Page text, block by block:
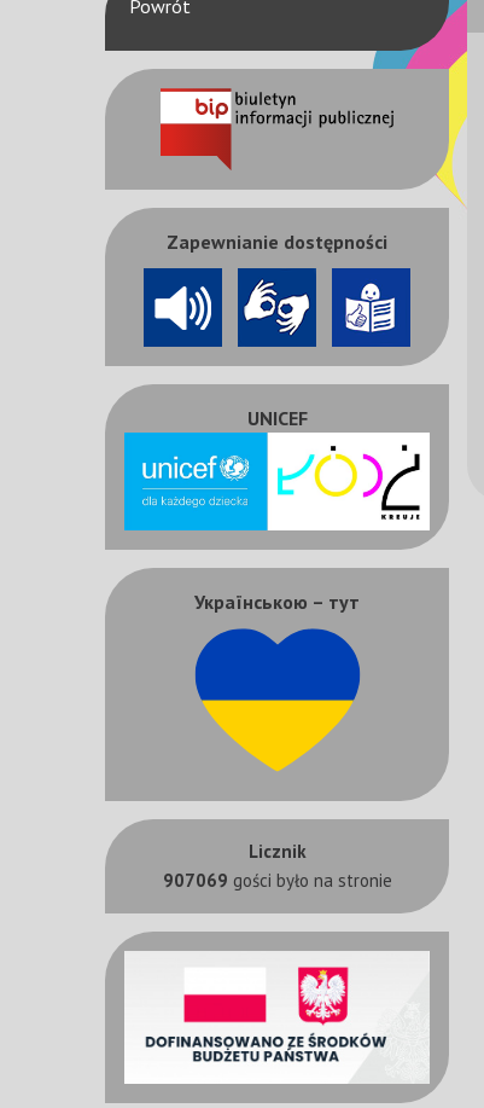
Powrót
Zapewnianie dostępności
UNICEF
Українською – тут
Licznik
907069 gości było na stronie